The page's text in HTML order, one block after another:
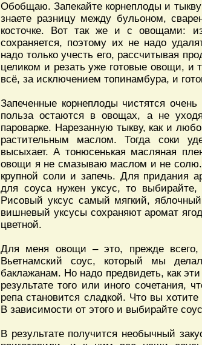
Обобщаю. Запекайте корнеплоды и
знаете разницу между бульоном,
косточке. Вот так же и с овощами:
сохраняется, поэтому их не надо
надо только учесть его, рассчитывая
целиком и резать уже готовые овощи, и
всё, за исключением топинамбура, и
Запеченные корнеплоды чистятся
польза остаются в овощах, а не
пароварке. Нарезанную тыкву, как и
растительным маслом. Тогда соки
высыхает. А тонюсенькая масляная
овощи я не смазываю маслом и не
крупной соли и запечь. Для придания
для соуса нужен уксус, то выбирайте,
Рисовый уксус самый мягкий,
вишневый уксусы сохраняют аромат
цветной.
Для меня овощи – это, прежде всего,
Вьетнамский соус, который мы
баклажанам. Но надо предвидеть, как
результате того или иного сочетания,
репа становится сладкой. Что вы
В зависимости от этого и выбирайте
В результате получится необычный